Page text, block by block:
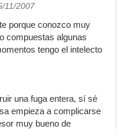
11/2007
porque conozco muy
compuestas algunas
tengo el intelecto
una fuga entera, sí sé
empieza a complicarse
muy bueno de